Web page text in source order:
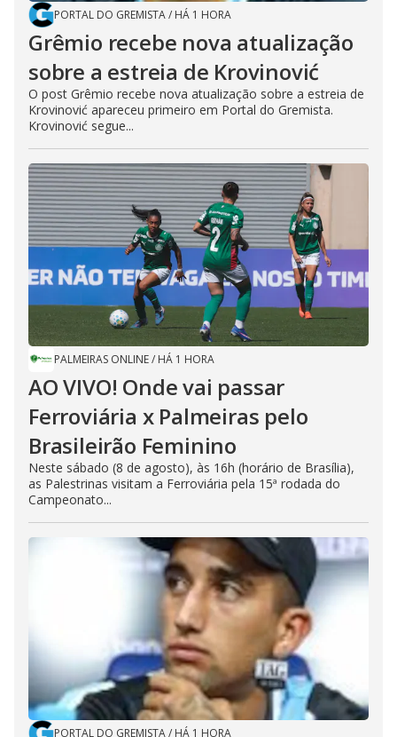
PORTAL DO GREMISTA/ HÁ 1 HORA
Grêmio recebe nova atualização
sobre a estreia de Krovinović
O post Grêmio recebe nova atualização sobre a estreia de
Krovinović apareceu primeiro em Portal do Gremista.
Krovinović segue...
PALMEIRAS ONLINE/ HÁ 1 HORA
AO VIVO! Onde vai passar
Ferroviária x Palmeiras pelo
Brasileirão Feminino
Neste sábado (8 de agosto), às 16h (horário de Brasília),
as Palestrinas visitam a Ferroviária pela 15ª rodada do
Campeonato...
PORTAL DO GREMISTA/ HÁ 1 HORA